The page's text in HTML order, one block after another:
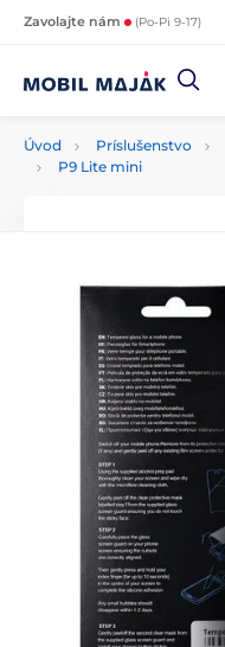
Zavolajte nám (Po-Pi 9-17)
Úvod Príslušenstvo
P9 Lite mini